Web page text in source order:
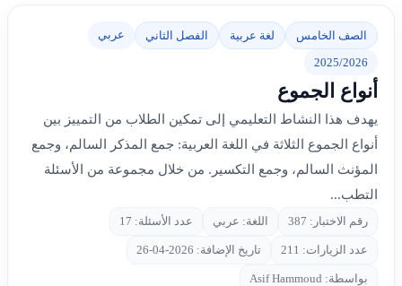
الصف الخامس لغة عربية الفصل الثاني عربي
2025/2026
أنواع الجموع
يهدف هذا النشاط التعليمي إلى تمكين الطلاب من التمييز بين
أنواع الجموع الثلاثة في اللغة العربية: جمع المذكر السالم، وجمع
المؤنث السالم، وجمع التكسير. من خلال مجموعة من الأسئلة
التطب...
رقم الاختبار: 387 اللغة: عربي عدد الأسئلة: 17
عدد الزيارات: 211 تاريخ الإضافة: 2026-04-26
بواسطة: Asif Hammoud